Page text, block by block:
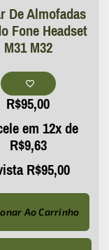
De Almofadas
Fone Headset
M31 M32
R$95,00
em 12x de
R$9,63
R$95,00
Ao Carrinho